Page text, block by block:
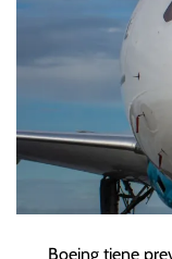
Boeing tiene